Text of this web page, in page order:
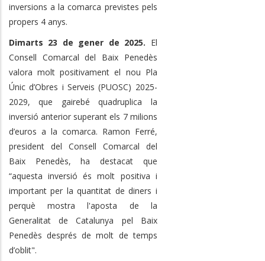
inversions a la comarca previstes pels
propers 4 anys.
Dimarts 23 de gener de 2025. El
Consell Comarcal del Baix Penedès
valora molt positivament el nou Pla
Únic d’Obres i Serveis (PUOSC) 2025-
2029, que gairebé quadruplica la
inversió anterior superant els 7 milions
d’euros a la comarca. Ramon Ferré,
president del Consell Comarcal del
Baix Penedès, ha destacat que
“aquesta inversió és molt positiva i
important per la quantitat de diners i
perquè mostra l'aposta de la
Generalitat de Catalunya pel Baix
Penedès després de molt de temps
d’oblit".